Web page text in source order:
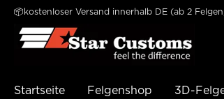
springen Zur Hauptnavigation springen
📦kostenloser Versand innerhalb DE (ab 2
Startseite Felgenshop 3D-